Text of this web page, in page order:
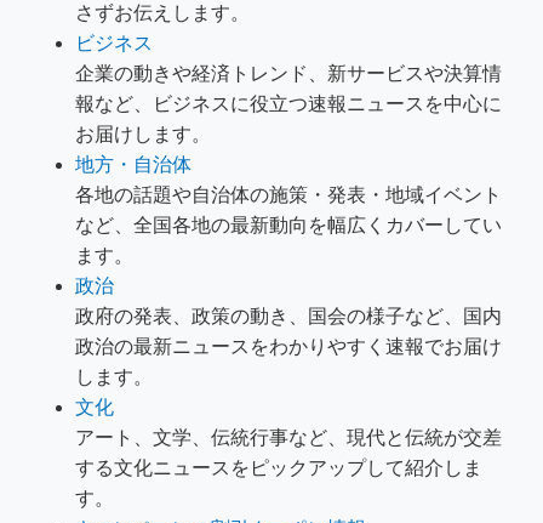
さずお伝えします。
ビジネス
企業の動きや経済トレンド、新サービスや決算情
報など、ビジネスに役立つ速報ニュースを中心に
お届けします。
地方・自治体
各地の話題や自治体の施策・発表・地域イベント
など、全国各地の最新動向を幅広くカバーしてい
ます。
政治
政府の発表、政策の動き、国会の様子など、国内
政治の最新ニュースをわかりやすく速報でお届け
します。
文化
アート、文学、伝統行事など、現代と伝統が交差
する文化ニュースをピックアップして紹介しま
す。